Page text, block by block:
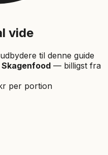
vide
udbydere til denne guide
Skagenfood — billigst fra
per portion